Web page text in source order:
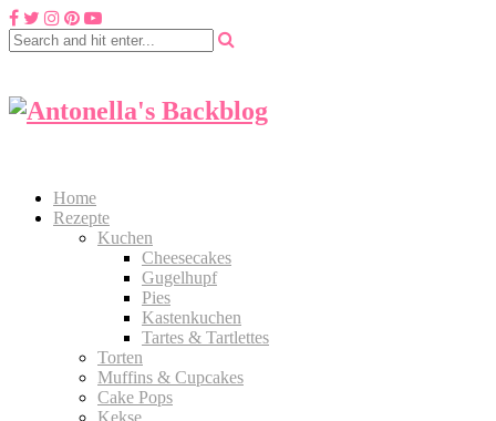
Home
Rezepte
Kuchen
Cheesecakes
Gugelhupf
Pies
Kastenkuchen
Tartes & Tartlettes
Torten
Muffins & Cupcakes
Cake Pops
Kekse